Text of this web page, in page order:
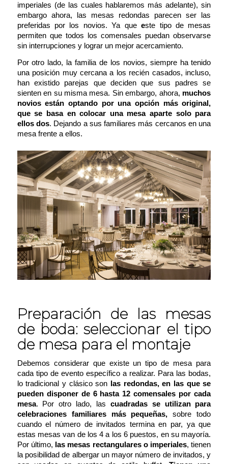
imperiales (de las cuales hablaremos más adelante), sin
embargo ahora, las mesas redondas parecen ser las
preferidas por los novios. Ya queeste tipo de mesas
permiten que todos los comensales puedan observarse
sin interrupciones y lograr un mejor acercamiento.
Por otro lado, la familia de los novios, siempre ha tenido
una posición muy cercana a los recién casados, incluso,
han existido parejas que deciden que sus padres se
sienten en su misma mesa. Sin embargo, ahora, muchos
novios están optando por una opción más original,
que se basa en colocar una mesa aparte solo para
ellos dos. Dejando a sus familiares más cercanos en una
mesa frente a ellos.
Preparación de las mesas
de boda: seleccionar el tipo
de mesa para el montaje
Debemos considerar que existe un tipo de mesa para
cada tipo de evento específico a realizar. Para las bodas,
lo tradicional y clásico son las redondas, en las que se
pueden disponer de 6 hasta 12 comensales por cada
mesa. Por otro lado, las cuadradas se utilizan para
celebraciones familiares más pequeñas, sobre todo
cuando el número de invitados termina en par, ya que
estas mesas van de los 4 a los 6 puestos, en su mayoría.
Por último, las mesas rectangulares o imperiales, tienen
la posibilidad de albergar un mayor número de invitados, y